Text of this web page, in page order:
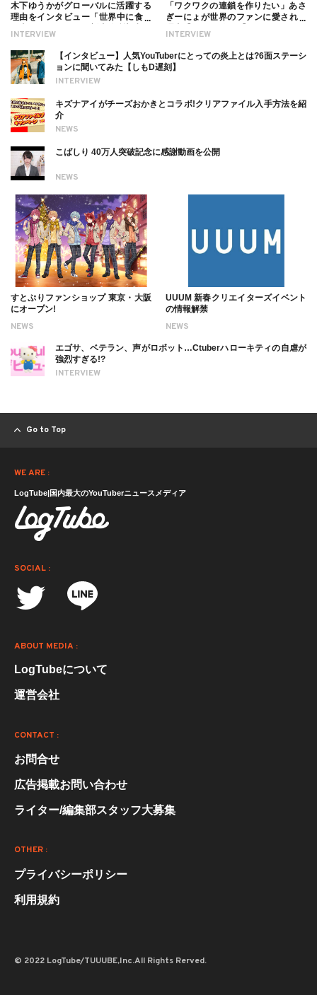
INTERVIEW
木下ゆうかがグローバルに活躍する
理由をインタビュー「世界中に食べ
ついても
INTERVIEW
「ワクワクの連鎖を作りたい」あさ
ぎーにょが世界のファンに愛される
INTERVIEW
【インタビュー】人気YouTuberにとっての炎上とは?6面ステーシ
ョンに聞いてみた【しもD遅刻】
NEWS
キズナアイがチーズおかきとコラボ!クリアファイル入手方法を紹
介
NEWS
こばしり 40万人突破記念に感謝動画を公開
NEWS
すとぷりファンショップ 東京・大阪
にオープン!
NEWS
UUUM 新春クリエイターズイベント
の情報解禁
INTERVIEW
エゴサ、ベテラン、声がロボット…Ctuberハローキティの自虐が
強烈すぎる!?
Go to Top
WE ARE :
LogTube|国内最大のYouTuberニュースメディア
SOCIAL :
ABOUT MEDIA :
LogTubeについて
運営会社
CONTACT :
お問合せ
広告掲載お問い合わせ
ライター/編集部スタッフ大募集
OTHER :
プライバシーポリシー
利用規約
© 2022 LogTube/TUUUBE,Inc.All Rights Rerved.